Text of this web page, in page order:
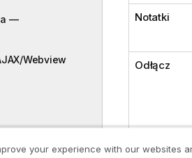
—
Webview
Notatki
Odłącz
your experience with our websites